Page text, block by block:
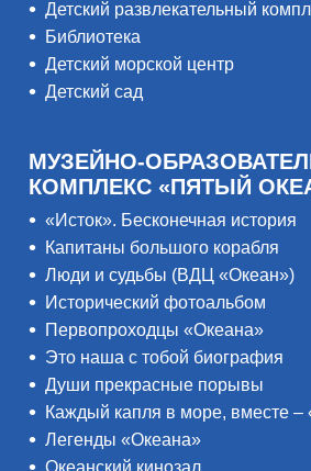
Детский развлекательный
Библиотека
Детский морской центр
Детский сад
МУЗЕЙНО-
КОМПЛЕКС «ПЯТЫЙ
«Исток». Бесконечная история
Капитаны большого корабля
Люди и судьбы (ВДЦ «Океан»)
Исторический фотоальбом
Первопроходцы «Океана»
Это наша с тобой биография
Души прекрасные порывы
Каждый капля в море, вместе –
Легенды «Океана»
Океанский кинозал